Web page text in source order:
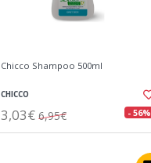
Chicco Shampoo 500ml
CHICCO
3,03€ 6,95€ - 56%